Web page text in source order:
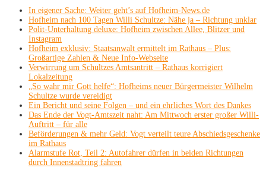
In eigener Sache: Weiter geht’s auf Hofheim-News.de
Hofheim nach 100 Tagen Willi Schultze: Nähe ja – Richtung unklar
Polit-Unterhaltung deluxe: Hofheim zwischen Allee, Blitzer und
Instagram
Hofheim exklusiv: Staatsanwalt ermittelt im Rathaus – Plus:
Großartige Zahlen & Neue Info-Webseite
Verwirrung um Schultzes Amtsantritt – Rathaus korrigiert
Lokalzeitung
„So wahr mir Gott helfe“: Hofheims neuer Bürgermeister Wilhelm
Schultze wurde vereidigt
Ein Bericht und seine Folgen – und ein ehrliches Wort des Dankes
Das Ende der Vogt-Amtszeit naht: Am Mittwoch erster großer Willi-
Auftritt – für alle
Beförderungen & mehr Geld: Vogt verteilt teure Abschiedsgeschenke
im Rathaus
Alarmstufe Rot, Teil 2: Autofahrer dürfen in beiden Richtungen
durch Innenstadtring fahren